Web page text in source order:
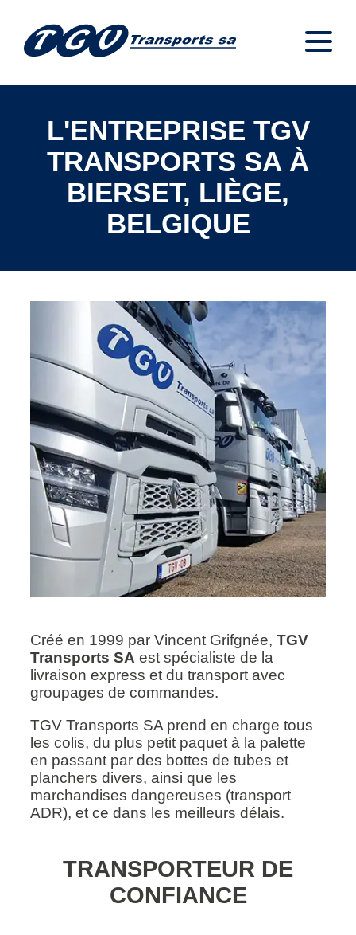
L'ENTREPRISE TGV
TRANSPORTS SA À
BIERSET, LIÈGE,
BELGIQUE
Créé en 1999 par Vincent Grifgnée,TGV
Transports SA est spécialiste de la
livraison express et du transport avec
groupages de commandes.
TGV Transports SA prend en charge tous
les colis, du plus petit paquet à la palette
en passant par des bottes de tubes et
planchers divers, ainsi que les
marchandises dangereuses (transport
ADR), et ce dans les meilleurs délais.
TRANSPORTEUR DE
CONFIANCE